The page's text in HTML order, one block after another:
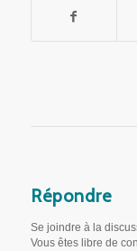
Répondre
Se joindre à la
Vous êtes libre de